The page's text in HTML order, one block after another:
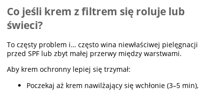
Co jeśli krem z filtrem się roluje lub
świeci?
To częsty problem i… często wina niewłaściwej pielęgnacji
przed SPF lub zbyt małej przerwy między warstwami.
Aby krem ochronny lepiej się trzymał:
Poczekaj aż krem nawilżający się wchłonie (3–5 min),